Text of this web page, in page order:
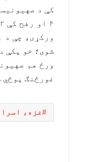
کې د
ورکړی، چې د
شوی؛ خو پکې
ورځ هم
غورځنګ پوځي
غزه،